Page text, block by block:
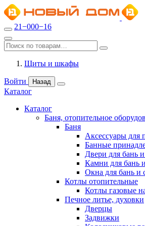
21−000−16
Щиты и шкафы
Войти Назад
Каталог
Каталог
Баня, отопительное
Баня
Аксессуары для
Банные
Двери для бань и
Камни для бань
Окна для бань и
Котлы отопительные
Котлы газовые
Печное литье, духовки
Дверцы
Задвижки